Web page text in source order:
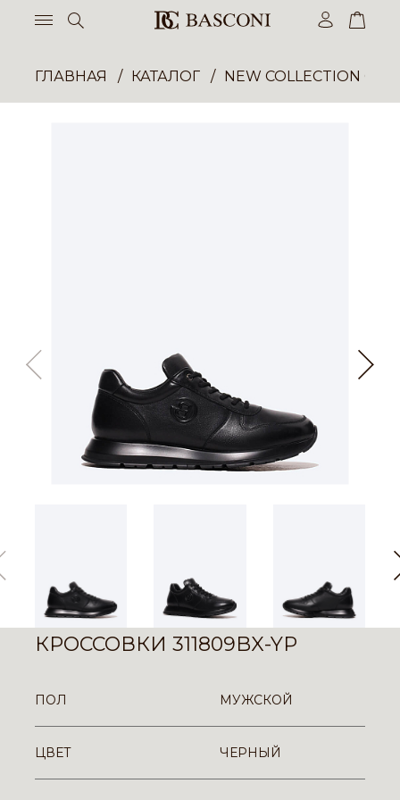
ГЛАВНАЯ КАТАЛОГ NEW COLLECTION
КРОССОВКИ 311809BX-YP
ПОЛ МУЖСКОЙ
ЦВЕТ ЧЕРНЫЙ